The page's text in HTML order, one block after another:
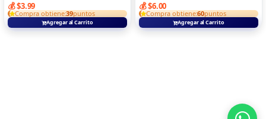
💰 $3.99
Compra obtiene:39puntos
Agregar al Carrito
💰 $6.00
Compra obtiene:60puntos
Agregar al Carrito